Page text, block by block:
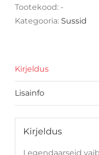
kogus
Tootekood: -
Kategooria: Sussid
Kirjeldus
Lisainfo
Kirjeldus
Legendaarseid